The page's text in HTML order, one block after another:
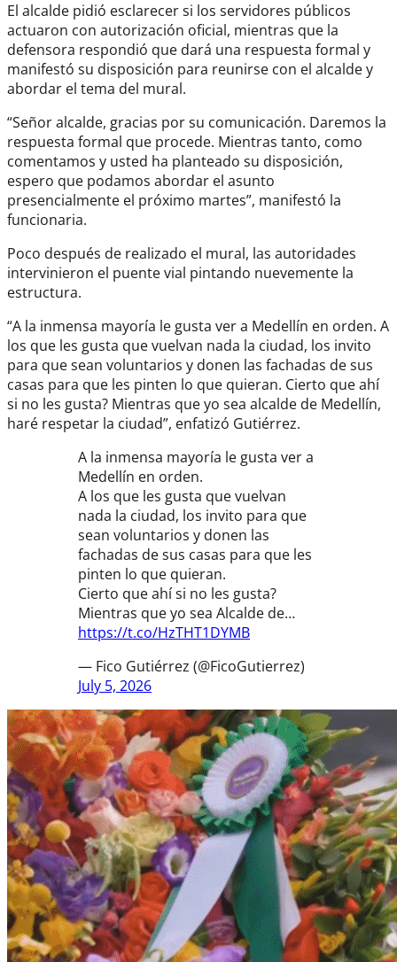
El alcalde pidió esclarecer si los servidores públicos
actuaron con autorización oficial, mientras que la
defensora respondió que dará una respuesta formal y
manifestó su disposición para reunirse con el alcalde y
abordar el tema del mural.
“Señor alcalde, gracias por su comunicación. Daremos la
respuesta formal que procede. Mientras tanto, como
comentamos y usted ha planteado su disposición,
espero que podamos abordar el asunto
presencialmente el próximo martes”, manifestó la
funcionaria.
Poco después de realizado el mural, las autoridades
intervinieron el puente vial pintando nuevemente la
estructura.
“A la inmensa mayoría le gusta ver a Medellín en orden. A
los que les gusta que vuelvan nada la ciudad, los invito
para que sean voluntarios y donen las fachadas de sus
casas para que les pinten lo que quieran. Cierto que ahí
si no les gusta? Mientras que yo sea alcalde de Medellín,
haré respetar la ciudad”, enfatizó Gutiérrez.
A la inmensa mayoría le gusta ver a
Medellín en orden.
A los que les gusta que vuelvan
nada la ciudad, los invito para que
sean voluntarios y donen las
fachadas de sus casas para que les
pinten lo que quieran.
Cierto que ahí si no les gusta?
Mientras que yo sea Alcalde de…
https://t.co/HzTHT1DYMB
— Fico Gutiérrez (@FicoGutierrez)
July 5, 2026